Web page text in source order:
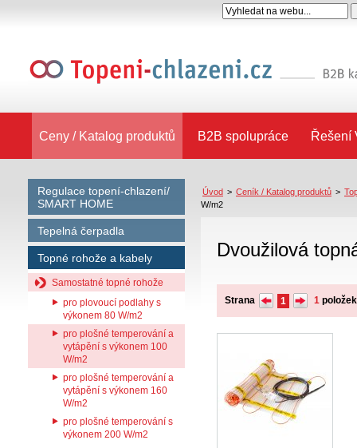
Ceny / Katalog produktů B2B spolupráce Řešení
Regulace topení-chlazení/
SMART HOME
Tepelná čerpadla
Topné rohože a kabely
Samostatné topné rohože
pro plovoucí podlahy s
výkonem 80 W/m2
pro plošné temperování a
vytápění s výkonem 100
W/m2
pro plošné temperování a
vytápění s výkonem 160
W/m2
pro plošné temperování s
výkonem 200 W/m2
Úvod > Ceník / Katalog produktů >
W/m2
Dvoužilová
Strana 1 1